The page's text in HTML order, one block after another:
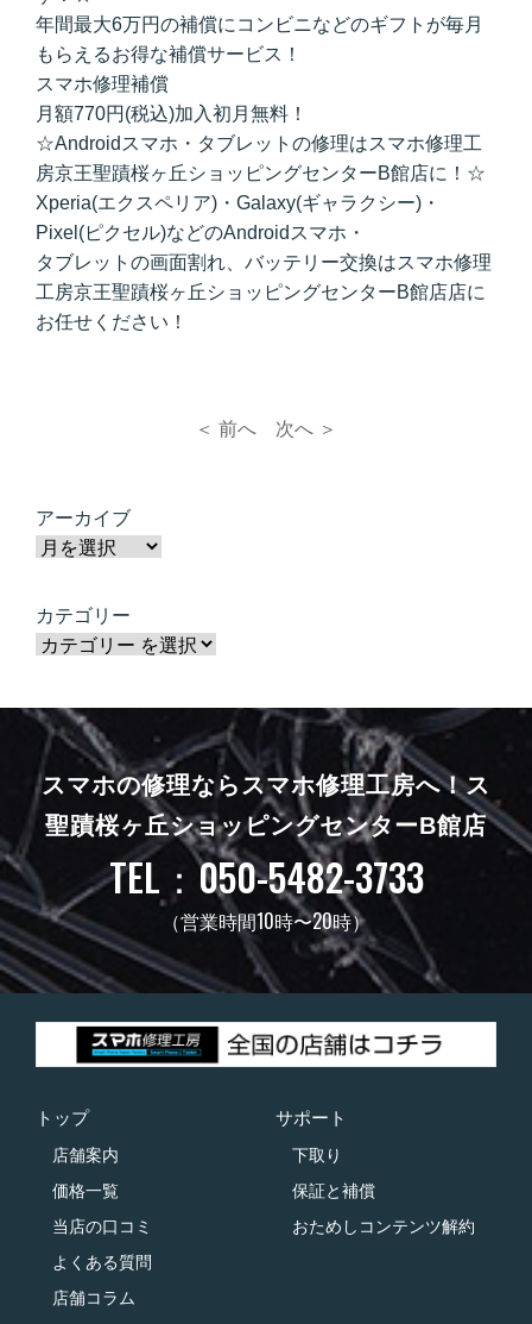
年間最大6万円の補償にコンビニなどのギフトが毎月
もらえるお得な補償サービス！
スマホ修理補償
月額770円(税込)加入初月無料！
☆Androidスマホ・タブレットの修理はスマホ修理工
房京王聖蹟桜ヶ丘ショッピングセンターB館店に！☆
Xperia(エクスペリア)・Galaxy(ギャラクシー)・
Pixel(ピクセル)などのAndroidスマホ・
タブレットの画面割れ、バッテリー交換はスマホ修理
工房京王聖蹟桜ヶ丘ショッピングセンターB館店店に
お任せください！
＜ 前へ 次へ ＞
アーカイブ
カテゴリー
スマホの修理ならスマホ修理工房へ！ス
聖蹟桜ヶ丘ショッピングセンターB館店
TEL：050-5482-3733
（営業時間10時〜20時）
トップ
店舗案内
価格一覧
当店の口コミ
よくある質問
店舗コラム
サポート
下取り
保証と補償
おためしコンテンツ解約